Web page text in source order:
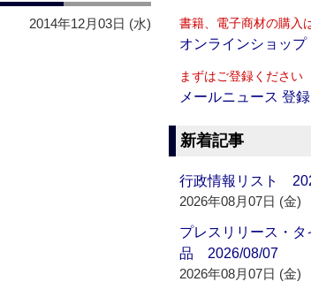
2014年12月03日 (水) 書籍、電子商材の購入
オンラインショップ
まずはご登録ください
メールニュース 登録
新着記事
行政情報リスト
2026年08月07日 (金)
プレスリリース・
品 2026/08/07
2026年08月07日 (金)